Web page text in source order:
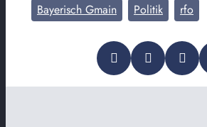
Bayerisch Gmain Politik rfo